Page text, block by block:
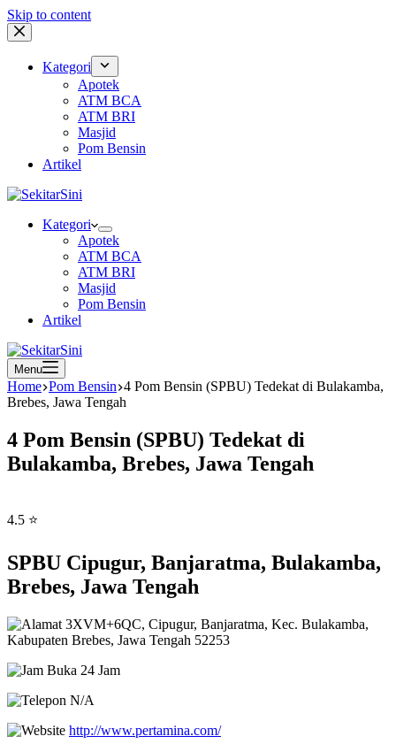
Skip to content
Kategori
Apotek
ATM BCA
ATM BRI
Masjid
Pom Bensin
Artikel
Kategori
Apotek
ATM BCA
ATM BRI
Masjid
Pom Bensin
Artikel
Menu
Home Pom Bensin 4 Pom Bensin (SPBU) Tedekat di Bulakamba,
Brebes, Jawa Tengah
4 Pom Bensin (SPBU) Tedekat di
Bulakamba, Brebes, Jawa Tengah
4.5 ⭐
SPBU Cipugur, Banjaratma, Bulakamba,
Brebes, Jawa Tengah
3XVM+6QC, Cipugur, Banjaratma, Kec. Bulakamba,
Kabupaten Brebes, Jawa Tengah 52253
Buka 24 Jam
N/A
http://www.pertamina.com/